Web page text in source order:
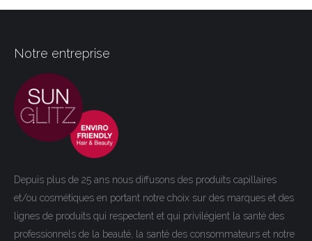
Notre entreprise
Depuis plus de 25 ans nous diffusons des produits capillaires
et/ou cosmétiques en portant notre choix sur des marques et des
lignes de produits qui respectent et qui privilégient la santé des
professionnels de la beauté, la santé des consommateurs et notre